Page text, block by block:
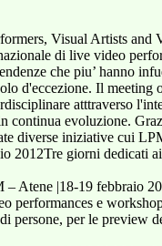
Visual Artists
di live video
che piu’ hanno
d'eccezione. Il meeting
atttraverso
continua evoluzione.
diverse iniziative cui
2012Tre giorni dedicati
Atene |18-19 febbraio
performances e
persone, per le